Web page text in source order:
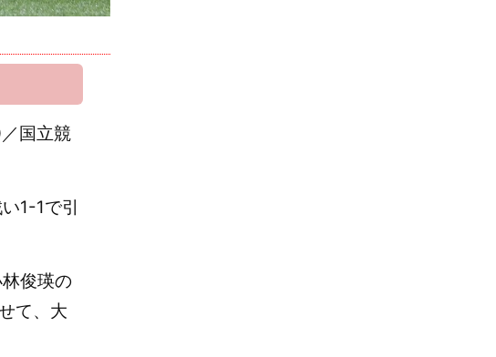
国立競
1-1で引
俊瑛の
て、大